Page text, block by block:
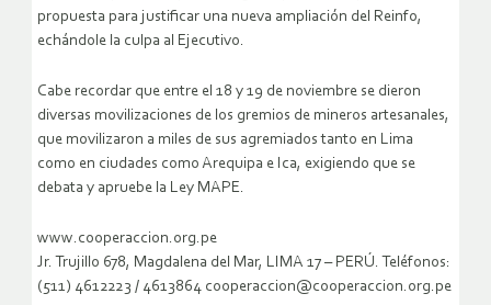
propuesta para justificar una nueva ampliación del Reinfo,
echándole la culpa al Ejecutivo.
Cabe recordar que entre el 18 y 19 de noviembre se dieron
diversas movilizaciones de los gremios de mineros artesanales,
que movilizaron a miles de sus agremiados tanto en Lima
como en ciudades como Arequipa e Ica, exigiendo que se
debata y apruebe la Ley MAPE.
www.cooperaccion.org.pe
Jr. Trujillo 678, Magdalena del Mar, LIMA 17 – PERÚ. Teléfonos:
(511) 4612223 / 4613864 cooperaccion@cooperaccion.org.pe